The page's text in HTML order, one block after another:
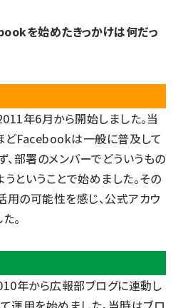
を始めたきっかけは何だっ
年6月から開始しました。当
どFacebookは一般に普及して
、部署のメンバーでどういうもの
ということで始めました。その
用の可能性を感じ、公式アカウ
。
年から広報部ブログに連動し